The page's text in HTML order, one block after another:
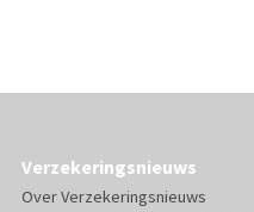
Verzekeringsnieuws
Over Verzekeringsnieuws